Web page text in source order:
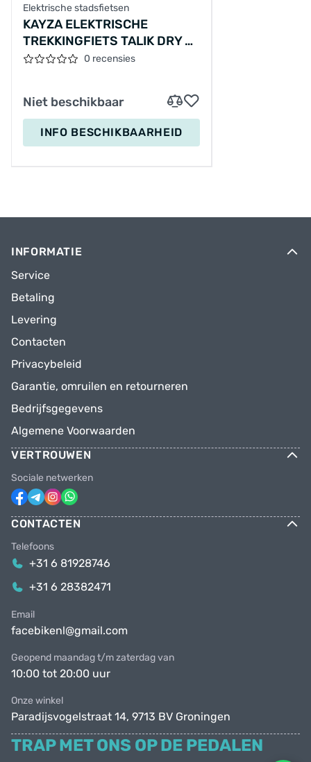
Elektrische stadsfietsen
KAYZA ELEKTRISCHE
TREKKINGFIETS TALIK DRY 8
28"/48CM-M/10/DONKER
0 recensies
Niet beschikbaar
INFO BESCHIKBAARHEID
INFORMATIE
Service
Betaling
Levering
Contacten
Privacybeleid
Garantie, omruilen en retourneren
Bedrijfsgegevens
Algemene Voorwaarden
VERTROUWEN
Sociale netwerken
CONTACTEN
Telefoons
+31 6 81928746
+31 6 28382471
Email
facebikenl@gmail.com
Geopend maandag t/m zaterdag van
10:00 tot 20:00 uur
Onze winkel
Paradijsvogelstraat 14, 9713 BV Groningen
TRAP MET ONS OP DE PEDALEN